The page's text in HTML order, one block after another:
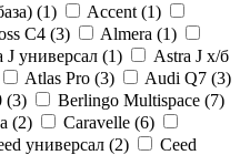
(1) Accent (1)
C4 (3) Almera (1)
J универсал (1)
Astra J х/б
Atlas Pro (3) Audi Q7 (3)
(3) Berlingo Multispace (7)
(2) Caravelle (6)
универсал (2)
Ceed